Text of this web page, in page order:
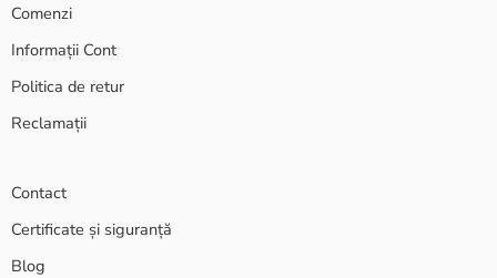
Comenzi
Informații Cont
Politica de retur
Reclamații
Contact
Certificate și siguranță
Blog